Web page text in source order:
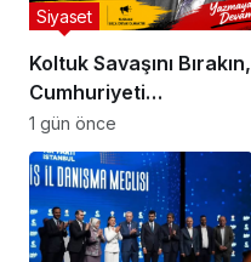
Koltuk Savaşını Bırakın,
Cumhuriyeti
Kaybetmeyin!
Siyaset
1 gün önce